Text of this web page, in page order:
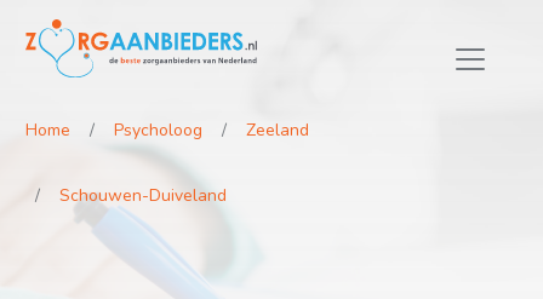
Home Psycholoog Zeeland
Schouwen-Duiveland